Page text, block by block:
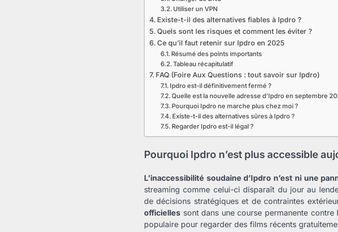
Utiliser un VPN
Existe-t-il des alternatives fiables à Ipdro ?
Quels sont les risques et comment les éviter ?
Ce qu’il faut retenir sur Ipdro en 2025
Résumé des points importants
Tableau récapitulatif
FAQ (Foire Aux Questions : tout savoir sur Ipdro)
Ipdro est-il définitivement fermé ?
Quelle est la nouvelle adresse d’Ipdro en septembre
Pourquoi Ipdro ne marche plus chez moi ?
Existe-t-il des alternatives sûres à Ipdro ?
Regarder Ipdro est-il légal ?
Pourquoi Ipdro n’est plus accessible
L’inaccessibilité soudaine d’Ipdro n’est ni une
streaming comme celui-ci disparaît du jour au
de décisions stratégiques et de contraintes
officielles sont dans une course permanente
populaire pour regarder des films récents